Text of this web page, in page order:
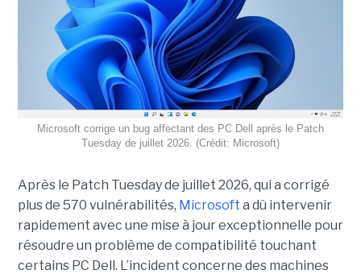
Microsoft corrige un bug affectant des PC Dell après le Patch
Tuesday de juillet 2026. (Crédit: Microsoft)
Après le Patch Tuesday de juillet 2026, qui a corrigé
plus de 570 vulnérabilités, Microsoft a dû intervenir
rapidement avec une mise à jour exceptionnelle pour
résoudre un problème de compatibilité touchant
certains PC Dell. L’incident concerne des machines